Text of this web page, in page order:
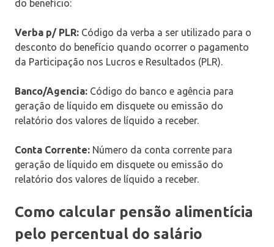
do benefício:
Verba p/ PLR: Código da verba a ser utilizado para o
desconto do benefício quando ocorrer o pagamento
da Participação nos Lucros e Resultados (PLR).
Banco/Agencia: Código do banco e agência para
geração de líquido em disquete ou emissão do
relatório dos valores de líquido a receber.
Conta Corrente: Número da conta corrente para
geração de líquido em disquete ou emissão do
relatório dos valores de líquido a receber.
Como calcular pensão alimentícia
pelo percentual do salário